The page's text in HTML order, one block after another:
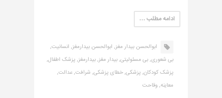
ادامه مطلب …
ابوالحسن بیدار مغز, ابوالحسن بیدارمغز, انسانیت,
بی شعوری,بی مسئولیتی,بیدار مغز,بیدارمغز,پزشک اطفال,
پزشک کودکان,پزشکی,خطای پزشکی, شرافت,عدالت,
معاینه,وقاحت